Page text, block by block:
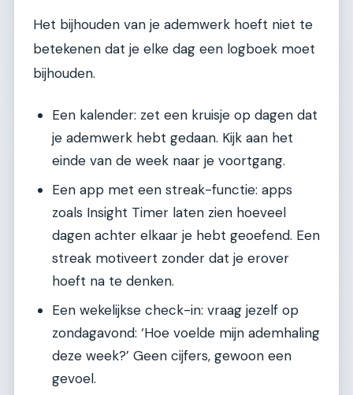
Het bijhouden van je ademwerk hoeft niet te
betekenen dat je elke dag een logboek moet
bijhouden.
Een kalender: zet een kruisje op dagen dat
je ademwerk hebt gedaan. Kijk aan het
einde van de week naar je voortgang.
Een app met een streak-functie: apps
zoals Insight Timer laten zien hoeveel
dagen achter elkaar je hebt geoefend. Een
streak motiveert zonder dat je erover
hoeft na te denken.
Een wekelijkse check-in: vraag jezelf op
zondagavond: ‘Hoe voelde mijn ademhaling
deze week?’ Geen cijfers, gewoon een
gevoel.